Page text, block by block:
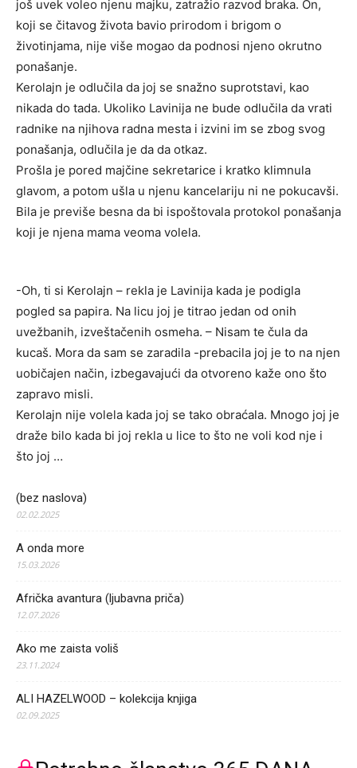
još uvek voleo njenu majku, zatražio razvod braka. On,
koji se čitavog života bavio prirodom i brigom o
životinjama, nije više mogao da podnosi njeno okrutno
ponašanje.
Kerolajn je odlučila da joj se snažno suprotstavi, kao
nikada do tada. Ukoliko Lavinija ne bude odlučila da vrati
radnike na njihova radna mesta i izvini im se zbog svog
ponašanja, odlučila je da da otkaz.
Prošla je pored majčine sekretarice i kratko klimnula
glavom, a potom ušla u njenu kancelariju ni ne pokucavši.
Bila je previše besna da bi ispoštovala protokol ponašanja
koji je njena mama veoma volela.
-Oh, ti si Kerolajn – rekla je Lavinija kada je podigla
pogled sa papira. Na licu joj je titrao jedan od onih
uvežbanih, izveštačenih osmeha. – Nisam te čula da
kucaš. Mora da sam se zaradila -prebacila joj je to na njen
uobičajen način, izbegavajući da otvoreno kaže ono što
zapravo misli.
Kerolajn nije volela kada joj se tako obraćala. Mnogo joj je
draže bilo kada bi joj rekla u lice to što ne voli kod nje i
što joj …
(bez naslova)
02.02.2025
A onda more
15.03.2026
Afrička avantura (ljubavna priča)
12.07.2026
Ako me zaista voliš
23.11.2024
ALI HAZELWOOD – kolekcija knjiga
02.09.2025